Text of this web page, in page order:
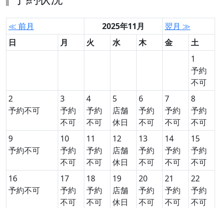
≪ 前月 2025年11月
翌月 ≫
日
月 火 水 木 金
土
1
予約
不可
2
予約不可
3
予約
不可
4
予約
不可
5
店舗
休日
6
予約
不可
7
予約
不可
8
予約
不可
9
予約不可
10
予約
不可
11
予約
不可
12
店舗
休日
13
予約
不可
14
予約
不可
15
予約
不可
16
予約不可
17
予約
不可
18
予約
不可
19
店舗
休日
20
予約
不可
21
予約
不可
22
予約
不可